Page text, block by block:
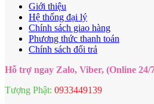
Giới thiệu
Hệ thống đại lý
Chính sách giao hàng
Phương thức thanh toán
Chính sách đổi trả
Hỗ trợ ngay Zalo, Viber, (Online 24/
Tượng Phật: 0933449139